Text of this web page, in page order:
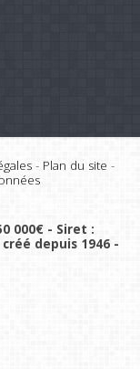
- Plan du site -
000€ - Siret :
créé depuis 1946 -